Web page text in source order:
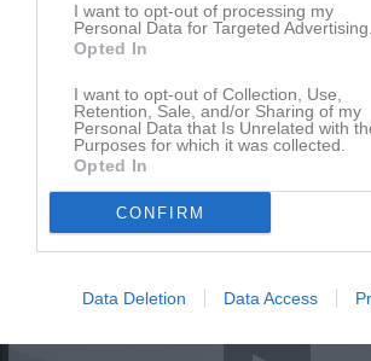
I want to opt-out of processing my
Personal Data for Targeted Advertising.
Opted In
I want to opt-out of Collection, Use,
Retention, Sale, and/or Sharing of my
Personal Data that Is Unrelated with
Purposes for which it was collected.
Opted In
CONFIRM
Data Deletion Data Access
Senast uppladdade video